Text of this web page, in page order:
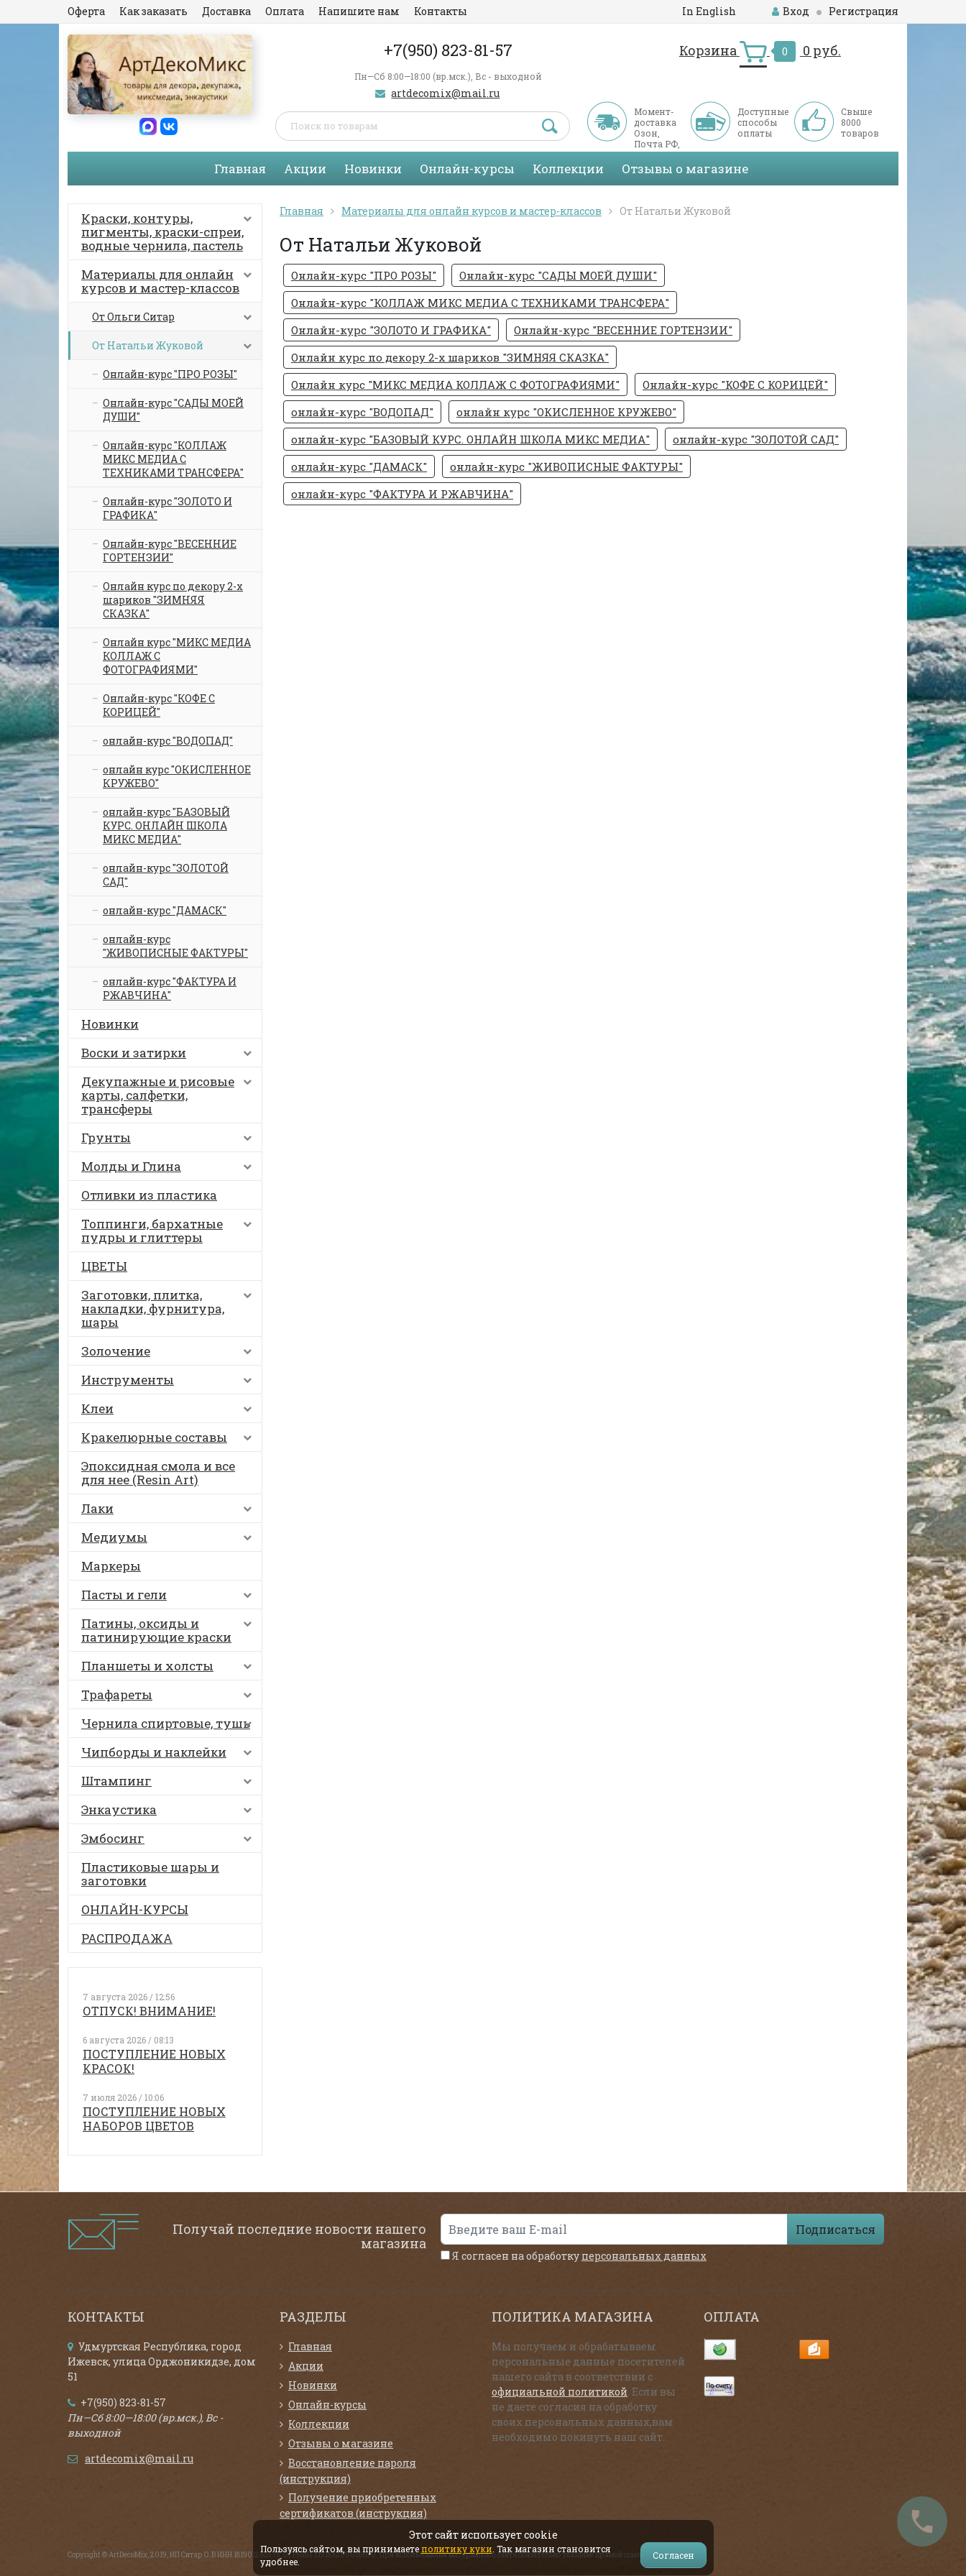
Оферта Как заказать Доставка Оплата Напишите нам Контакты In English Вход Регистрация
+7(950) 823-81-57
Пн—Сб 8:00—18:00 (вр.мск.), Вс - выходной
artdecomix@mail.ru
Корзина 0 0 руб.
Момент-
доставка
Озон,
Почта РФ,
СДЭК
Доступные
способы
оплаты
Свыше
8000
товаров
Главная Акции Новинки Онлайн-курсы Коллекции Отзывы о магазине
Краски, контуры,
пигменты, краски-спреи,
водные чернила, пастель
Материалы для онлайн
курсов и мастер-классов
От Ольги Ситар
От Натальи Жуковой
Онлайн-курс "ПРО РОЗЫ"
Онлайн-курс "САДЫ МОЕЙ
ДУШИ"
Онлайн-курс "КОЛЛАЖ
МИКС МЕДИА С
ТЕХНИКАМИ ТРАНСФЕРА"
Онлайн-курс "ЗОЛОТО И
ГРАФИКА"
Онлайн-курс "ВЕСЕННИЕ
ГОРТЕНЗИИ"
Онлайн курс по декору 2-х
шариков "ЗИМНЯЯ
СКАЗКА"
Онлайн курс "МИКС МЕДИА
КОЛЛАЖ С
ФОТОГРАФИЯМИ"
Онлайн-курс "КОФЕ С
КОРИЦЕЙ"
онлайн-курс "ВОДОПАД"
онлайн курс "ОКИСЛЕННОЕ
КРУЖЕВО"
онлайн-курс "БАЗОВЫЙ
КУРС. ОНЛАЙН ШКОЛА
МИКС МЕДИА"
онлайн-курс "ЗОЛОТОЙ
САД"
онлайн-курс "ДАМАСК"
онлайн-курс
"ЖИВОПИСНЫЕ ФАКТУРЫ"
онлайн-курс "ФАКТУРА И
РЖАВЧИНА"
Новинки
Воски и затирки
Декупажные и рисовые
карты, салфетки,
трансферы
Грунты
Молды и Глина
Отливки из пластика
Топпинги, бархатные
пудры и глиттеры
ЦВЕТЫ
Заготовки, плитка,
накладки, фурнитура,
шары
Золочение
Инструменты
Клеи
Кракелюрные составы
Эпоксидная смола и все
для нее (Resin Art)
Лаки
Медиумы
Маркеры
Пасты и гели
Патины, оксиды и
патинирующие краски
Планшеты и холсты
Трафареты
Чернила спиртовые, тушь
Чипборды и наклейки
Штампинг
Энкаустика
Эмбосинг
Пластиковые шары и
заготовки
ОНЛАЙН-КУРСЫ
РАСПРОДАЖА
7 августа 2026 / 12:56
ОТПУСК! ВНИМАНИЕ!
6 августа 2026 / 08:13
ПОСТУПЛЕНИЕ НОВЫХ
КРАСОК!
7 июля 2026 / 10:06
ПОСТУПЛЕНИЕ НОВЫХ
НАБОРОВ ЦВЕТОВ
Главная Материалы для онлайн курсов и мастер-классов От Натальи Жуковой
От Натальи Жуковой
Онлайн-курс "ПРО РОЗЫ"
Онлайн-курс "САДЫ МОЕЙ ДУШИ"
Онлайн-курс "КОЛЛАЖ МИКС МЕДИА С ТЕХНИКАМИ ТРАНСФЕРА"
Онлайн-курс "ЗОЛОТО И ГРАФИКА"
Онлайн-курс "ВЕСЕННИЕ ГОРТЕНЗИИ"
Онлайн курс по декору 2-х шариков "ЗИМНЯЯ СКАЗКА"
Онлайн курс "МИКС МЕДИА КОЛЛАЖ С ФОТОГРАФИЯМИ"
Онлайн-курс "КОФЕ С КОРИЦЕЙ"
онлайн-курс "ВОДОПАД"
онлайн курс "ОКИСЛЕННОЕ КРУЖЕВО"
онлайн-курс "БАЗОВЫЙ КУРС. ОНЛАЙН ШКОЛА МИКС МЕДИА"
онлайн-курс "ЗОЛОТОЙ САД"
онлайн-курс "ДАМАСК"
онлайн-курс "ЖИВОПИСНЫЕ ФАКТУРЫ"
онлайн-курс "ФАКТУРА И РЖАВЧИНА"
Получай последние новости нашего
магазина
Подписаться
Я согласен на обработку персональных данных
КОНТАКТЫ
Удмуртская Республика, город
Ижевск, улица Орджоникидзе, дом
51
+7(950) 823-81-57
Пн—Сб 8:00—18:00 (вр.мск.), Вс -
выходной
artdecomix@mail.ru
РАЗДЕЛЫ
Главная
Акции
Новинки
Онлайн-курсы
Коллекции
Отзывы о магазине
Восстановление пароля
(инструкция)
Получение приобретенных
сертификатов (инструкция)
ПОЛИТИКА МАГАЗИНА
Мы получаем и обрабатываем
персональные данные посетителей
нашего сайта в соответствии с
официальной политикой. Если вы
не даете согласия на обработку
своих персональных данных,вам
необходимо покинуть наш сайт.
ОПЛАТА
Copyright © ArtDecoMix, 2019, ИП Ситар О.В ИНН 181901262575, ОГРНИП 319183200016690. При использовании материалов с сайта обязательно указание прямой ссылки на источник.
Этот сайт использует cookie
Пользуясь сайтом, вы принимаетеполитику куки . Так магазин становится
удобнее.
Согласен